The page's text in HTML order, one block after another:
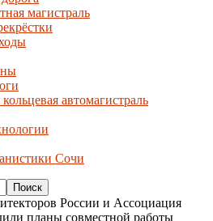
магистраль
автомагистраль
Сочи
России и Ассоциация
планы совместной работы